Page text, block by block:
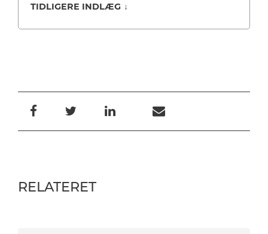
TIDLIGERE INDLÆG ↓
RELATERET